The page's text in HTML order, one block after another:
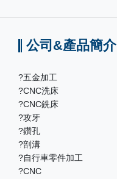
公司&產品簡介
?五金加工
?CNC洗床
?CNC銑床
?攻牙
?鑽孔
?剖溝
?自行車零件加工
?CNC